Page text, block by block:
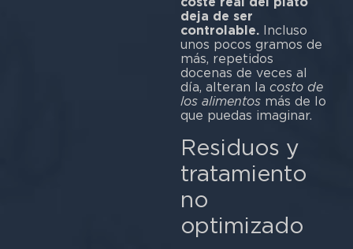
deja de ser
controlable. Incluso
unos pocos gramos de
más, repetidos
docenas de veces al
día, alteran la costo de
los alimentosmás de lo
que puedas imaginar.
Residuos y
tratamiento
no
optimizado